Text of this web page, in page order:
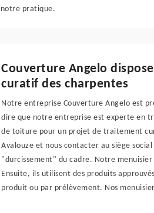
notre pratique.
Couverture Angelo
curatif des charpentes
Notre entreprise Couverture Angelo est
dire que notre entreprise est experte en
de toiture pour un projet de traitement
Avalouze et nous contacter au siège
"durcissement" du cadre. Notre
Ensuite, ils utilisent des produits
produit ou par prélèvement. Nos